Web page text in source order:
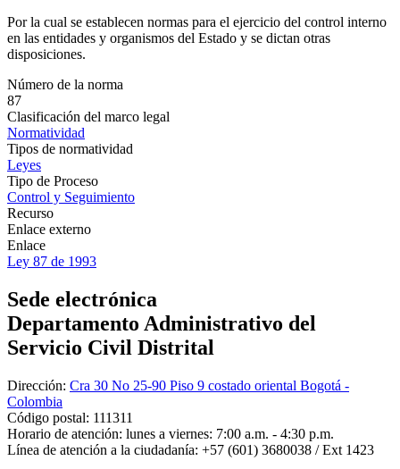
Por la cual se establecen normas para el ejercicio del control interno
en las entidades y organismos del Estado y se dictan otras
disposiciones.
Número de la norma
87
Clasificación del marco legal
Normatividad
Tipos de normatividad
Leyes
Tipo de Proceso
Control y Seguimiento
Recurso
Enlace externo
Enlace
Ley 87 de 1993
Sede electrónica
Departamento Administrativo del
Servicio Civil Distrital
Dirección: Cra 30 No 25-90 Piso 9 costado oriental Bogotá -
Colombia
Código postal: 111311
Horario de atención: lunes a viernes: 7:00 a.m. - 4:30 p.m.
Línea de atención a la ciudadanía: +57 (601) 3680038 / Ext 1423